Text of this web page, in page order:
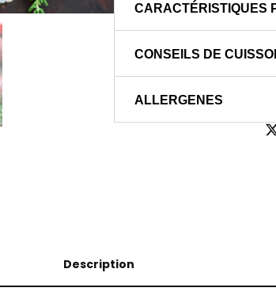
CARACTÉRISTIQUES
CONSEILS DE
ALLERGENES
Description